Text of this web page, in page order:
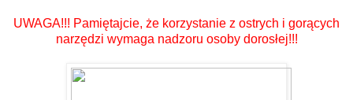
UWAGA!!! Pamiętajcie, że korzystanie z ostrych i gorących
narzędzi wymaga nadzoru osoby dorosłej!!!